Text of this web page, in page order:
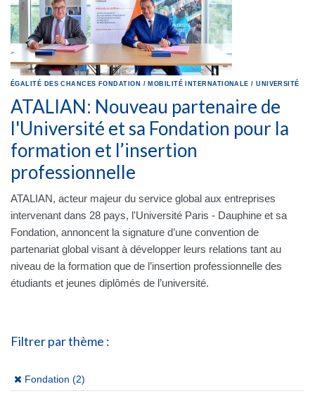
ÉGALITÉ DES CHANCES FONDATION / MOBILITÉ INTERNATIONALE /UNIVERSITÉ
ATALIAN: Nouveau partenaire de
l'Université et sa Fondation pour la
formation et l’insertion
professionnelle
ATALIAN, acteur majeur du service global aux entreprises
intervenant dans 28 pays, l'Université Paris - Dauphine et sa
Fondation, annoncent la signature d’une convention de
partenariat global visant à développer leurs relations tant au
niveau de la formation que de l’insertion professionnelle des
étudiants et jeunes diplômés de l’université.
Filtrer par thème :
(x)
Fondation (2)